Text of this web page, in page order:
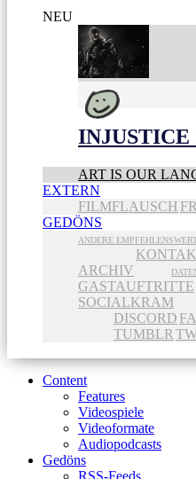
NEU
INJUSTICE
ART IS OUR
EXTERN
FILMFLAUSCH
GEDÖNS
ANDERE
ARCHIV
GASTAUFTRITTE
SOCIALKRAM
DISCORD
TUMBLR
Content
Features
Videospiele
Videoformate
Audiopodcasts
Gedöns